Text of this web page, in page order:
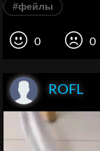
#фейлы
0 0
ROFL